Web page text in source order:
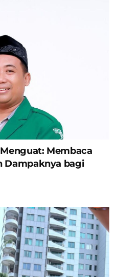
Membaca
Dampaknya bagi